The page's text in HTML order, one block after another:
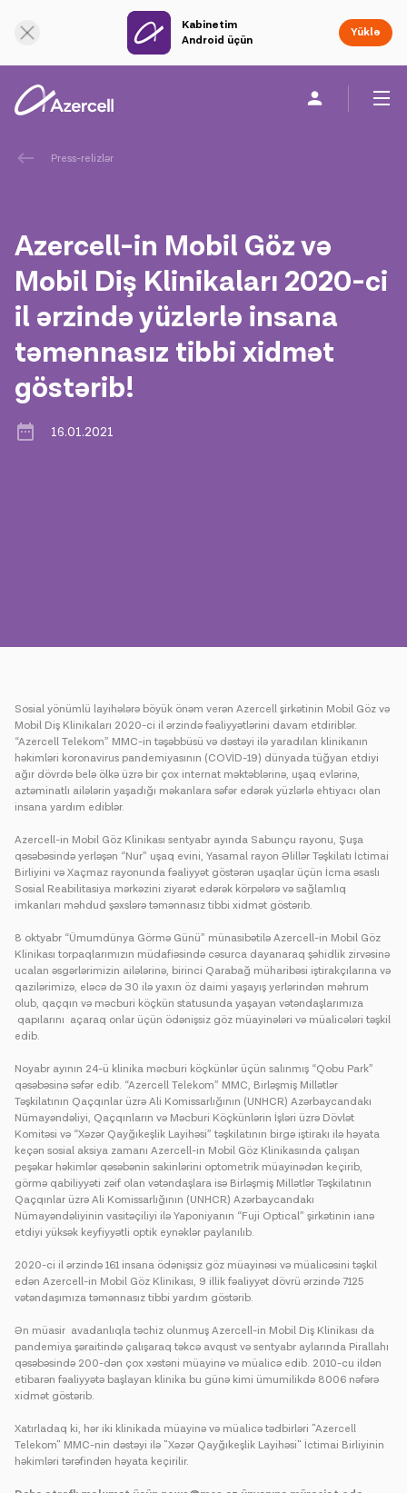
Kabinetim
Android üçün
Yüklə
Fərdi
Dayanıqlılıq
Karyera
Azercell Akademiyası
Press-relizlər
Azercell-in Mobil Göz və
Mobil Diş Klinikaları 2020-ci
il ərzində yüzlərlə insana
təmənnasız tibbi xidmət
göstərib!
16.01.2021
Sosial yönümlü layihələrə böyük önəm verən Azercell şirkətinin Mobil Göz və
Mobil Diş Klinikaları 2020-ci il ərzində fəaliyyətlərini davam etdiriblər.
“Azercell Telekom” MMC-in təşəbbüsü və dəstəyi ilə yaradılan klinikanın
həkimləri koronavirus pandemiyasının (COVİD-19) dünyada tüğyan etdiyi
ağır dövrdə belə ölkə üzrə bir çox internat məktəblərinə, uşaq evlərinə,
aztəminatlı ailələrin yaşadığı məkanlara səfər edərək yüzlərlə ehtiyacı olan
insana yardım ediblər.
Azercell-in Mobil Göz Klinikası sentyabr ayında Sabunçu rayonu, Şuşa
qəsəbəsində yerləşən “Nur” uşaq evini, Yasamal rayon Əlillər Təşkilatı İctimai
Birliyini və Xaçmaz rayonunda fəaliyyət göstərən uşaqlar üçün İcma əsaslı
Sosial Reabilitasiya mərkəzini ziyarət edərək körpələrə və sağlamlıq
imkanları məhdud şəxslərə təmənnasız tibbi xidmət göstərib.
8 oktyabr “Ümumdünya Görmə Günü” münasibətilə Azercell-in Mobil Göz
Klinikası torpaqlarımızın müdafiəsində cəsurca dayanaraq şəhidlik zirvəsinə
ucalan əsgərlərimizin ailələrinə, birinci Qarabağ müharibəsi iştirakçılarına və
qazilərimizə, eləcə də 30 ilə yaxın öz daimi yaşayış yerlərindən məhrum
olub, qaçqın və məcburi köçkün statusunda yaşayan vətəndaşlarımıza
qapılarını açaraq onlar üçün ödənişsiz göz müayinələri və müalicələri təşkil
edib.
Noyabr ayının 24-ü klinika məcburi köçkünlər üçün salınmış “Qobu Park”
qəsəbəsinə səfər edib. “Azercell Telekom” MMC, Birləşmiş Millətlər
Təşkilatının Qaçqınlar üzrə Ali Komissarlığının (UNHCR) Azərbaycandakı
Nümayəndəliyi, Qaçqınların və Məcburi Köçkünlərin İşləri üzrə Dövlət
Komitəsi və “Xəzər Qayğıkeşlik Layihəsi” təşkilatının birgə iştirakı ilə həyata
keçən sosial aksiya zamanı Azercell-in Mobil Göz Klinikasında çalışan
peşəkar həkimlər qəsəbənin sakinlərini optometrik müayinədən keçirib,
görmə qabiliyyəti zəif olan vətəndaşlara isə Birləşmiş Millətlər Təşkilatının
Qaçqınlar üzrə Ali Komissarlığının (UNHCR) Azərbaycandakı
Nümayəndəliyinin vasitəçiliyi ilə Yaponiyanın “Fuji Optical” şirkətinin ianə
etdiyi yüksək keyfiyyətli optik eynəklər paylanılıb.
2020-ci il ərzində 161 insana ödənişsiz göz müayinəsi və müalicəsini təşkil
edən Azercell-in Mobil Göz Klinikası, 9 illik fəaliyyət dövrü ərzində 7125
vətəndaşımıza təmənnasız tibbi yardım göstərib.
Ən müasir avadanlıqla təchiz olunmuş Azercell-in Mobil Diş Klinikası da
pandemiya şəraitində çalışaraq təkcə avqust və sentyabr aylarında Pirallahı
qəsəbəsində 200-dən çox xəstəni müayinə və müalicə edib. 2010-cu ildən
etibarən fəaliyyətə başlayan klinika bu günə kimi ümumilikdə 8006 nəfərə
xidmət göstərib.
Xatırladaq ki, hər iki klinikada müayinə və müalicə tədbirləri "Azercell
Telekom" MMC-nin dəstəyi ilə "Xəzər Qayğıkeşlik Layihəsi" İctimai Birliyinin
həkimləri tərəfindən həyata keçirilir.
Onlayn dəstək